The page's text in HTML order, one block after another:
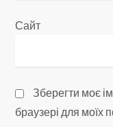
Сайт
Зберегти моє
браузері для моїх